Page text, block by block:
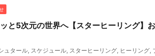
と5次元の世界へ【スターヒーリング】
ュタール, スケジュール, スターヒーリング, ヒーリング,